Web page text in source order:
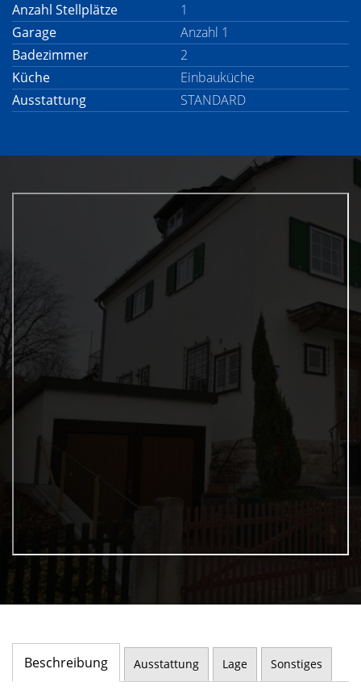
Anzahl Stellplätze
1
Garage
Anzahl 1
Badezimmer
2
Küche
Einbauküche
Ausstattung
STANDARD
Beschreibung Ausstattung Lage Sonstiges